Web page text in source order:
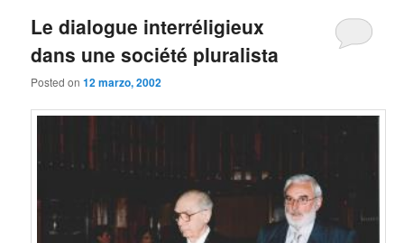
Le dialogue interréligieux
dans une société pluralista
Posted on12 marzo, 2002